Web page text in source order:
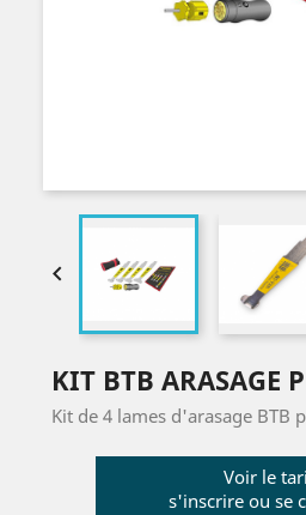

KIT BTB ARASAGE
Kit de 4 lames d'arasage BTB
Voir le
s'inscrire ou se